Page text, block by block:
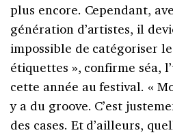
plus encore. Cependant,
génération d’artistes, il
impossible de catégoriser
étiquettes », confirme séa,
cette année au festival. «
y a du groove. C’est
des cases. Et d’ailleurs,